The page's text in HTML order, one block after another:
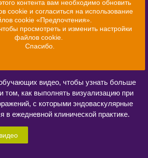
помогает врачам выбрать
правильный подход к лечению с
учетом индивидуальных
потребностей пациента.
контента вам необходимо обновить
cookie и согласиться на использование
cookie «Предпочтения».
просмотреть и изменить настройки
файлов cookie.
Спасибо.
видео, чтобы узнать больше
как выполнять визуализацию при
с которыми эндоваскулярные
в ежедневной клинической практике.